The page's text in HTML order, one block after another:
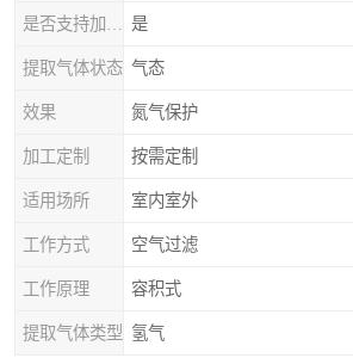
是
提取气体状态 气态
效果 氮气保护
加工定制 按需定制
适用场所 室内室外
工作方式 空气过滤
工作原理 容积式
提取气体类型 氢气